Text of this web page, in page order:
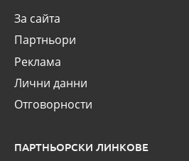
За сайта
Партньори
Реклама
Лични данни
Отговорности
ПАРТНЬОРСКИ ЛИНКОВЕ